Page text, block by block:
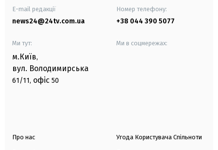
E-mail редакції
news24@24tv.com.ua
Номер телефону:
+38 044 390 5077
Ми тут:
м.Київ,
вул. Володимирська
61/11, офіс 50
Ми в соцмережах:
Про нас Угода Користувача Спільноти